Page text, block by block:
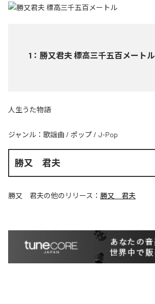
1 ： 勝又君夫 標高三千五百メートル
人生うた物語
ジャンル： 歌謡曲 / ポップ / J-Pop
勝又 君夫
勝又 君夫の他のリリース： 勝又 君夫